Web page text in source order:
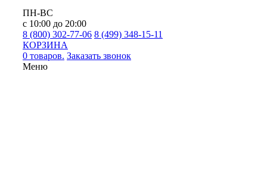
ПН-ВС
с 10:00 до 20:00
8 (800) 302-77-06 8 (499) 348-15-11
КОРЗИНА
0 товаров. Заказать звонок
Меню